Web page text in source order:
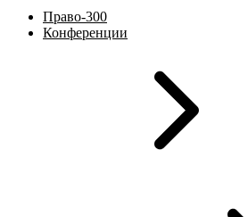
Право-300
Конференции